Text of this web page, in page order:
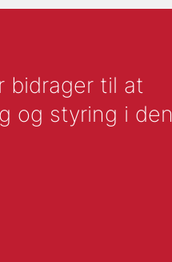
bidrager til at
og styring i den